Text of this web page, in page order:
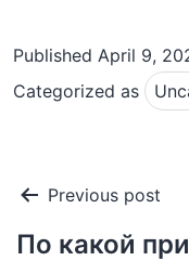
Published April 9,
Categorized as
Post
navigation
Previous post
По какой